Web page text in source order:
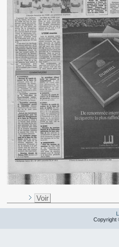
Voir
Copyright